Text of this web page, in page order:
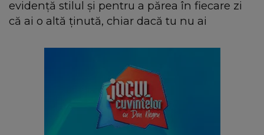
evidență stilul și pentru a părea în fiecare zi
că ai o altă ținută, chiar dacă tu nu ai